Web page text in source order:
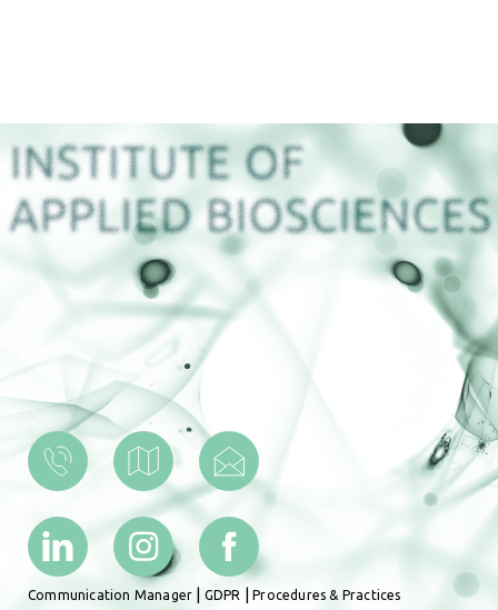
Communication Manager GDPR |Procedures & Practices